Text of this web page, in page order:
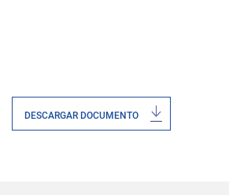
DESCARGAR DOCUMENTO